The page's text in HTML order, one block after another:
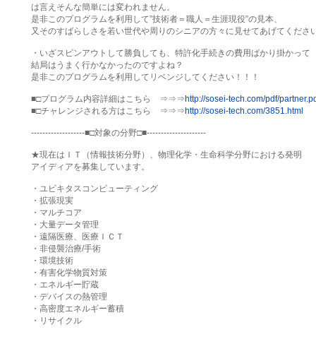
は言えそんな簡単には変われません。
是非このプログラムを利用して”技術者＝職人＝生涯現役”の見本、
又そのすばらしさを若い世代や周りのシニアの方々に見せてあげてください
・いざスピンアウトして勝負しても、特許化手続きの費用ばかり掛かって
結局はうまく行かなかったのですよね？
是非このプログラムを利用してリベンジしてください！！！
■□プログラム内容詳細はこちら　⇒⇒⇒http://sosei-tech.com/pdf/
■□チャレンジされる方はこちら　⇒⇒⇒http://sosei-tech.com/3851.html
-------------------■□対象の分野□■---------------------
★現在はＩＴ（情報技術分野）、物理化学・生命科学分野における発明
アイディアを募集しています。
・ユビキタスコンピューティング
・拡張現実
・マルチコア
・大量データ管理
・遠隔医療、医療ＩＣＴ
・非侵襲治療/手術
・環境技術
・有害化学物質対策
・エネルギー貯蔵
・デバイスの熱管理
・高密度エネルギー蓄積
・リサイクル